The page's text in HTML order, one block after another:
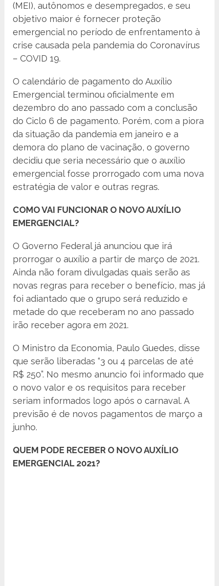
(MEI), autônomos e desempregados, e seu
objetivo maior é fornecer proteção
emergencial no período de enfrentamento à
crise causada pela pandemia do Coronavírus
– COVID 19.
O calendário de pagamento do Auxílio
Emergencial terminou oficialmente em
dezembro do ano passado com a conclusão
do Ciclo 6 de pagamento. Porém, com a piora
da situação da pandemia em janeiro e a
demora do plano de vacinação, o governo
decidiu que seria necessário que o auxílio
emergencial fosse prorrogado com uma nova
estratégia de valor e outras regras.
COMO VAI FUNCIONAR O NOVO AUXÍLIO
EMERGENCIAL?
O Governo Federal já anunciou que irá
prorrogar o auxílio a partir de março de 2021.
Ainda não foram divulgadas quais serão as
novas regras para receber o benefício, mas já
foi adiantado que o grupo será reduzido e
metade do que receberam no ano passado
irão receber agora em 2021.
O Ministro da Economia, Paulo Guedes, disse
que serão liberadas “3 ou 4 parcelas de até
R$ 250”. No mesmo anuncio foi informado que
o novo valor e os requisitos para receber
seriam informados logo após o carnaval. A
previsão é de novos pagamentos de março a
junho.
QUEM PODE RECEBER O NOVO AUXÍLIO
EMERGENCIAL 2021?